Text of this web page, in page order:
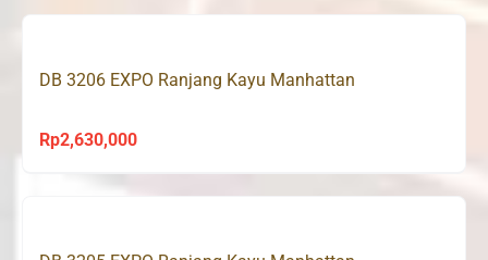
DB 3206 EXPO Ranjang Kayu Manhattan
Rp2,630,000